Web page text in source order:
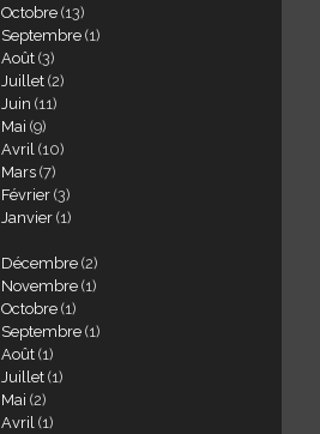
Octobre (13)
Septembre (1)
Août (3)
Juillet (2)
Juin (11)
Mai (9)
Avril (10)
Mars (7)
Février (3)
Janvier (1)
Décembre (2)
Novembre (1)
Octobre (1)
Septembre (1)
Août (1)
Juillet (1)
Mai (2)
Avril (1)